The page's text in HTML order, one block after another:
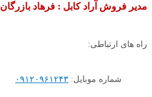
مدیر فروش آراد کابل : فرهاد بازرگان
راه های ارتباطی:
شماره موبایل: ۰۹۱۲۰۹۶۱۲۴۳